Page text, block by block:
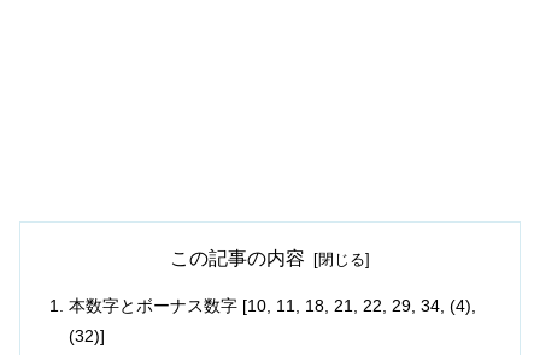
この記事の内容
本数字とボーナス数字 [10, 11, 18, 21, 22, 29, 34, (4),
(32)]